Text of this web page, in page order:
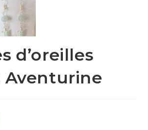
d’oreilles
Aventurine